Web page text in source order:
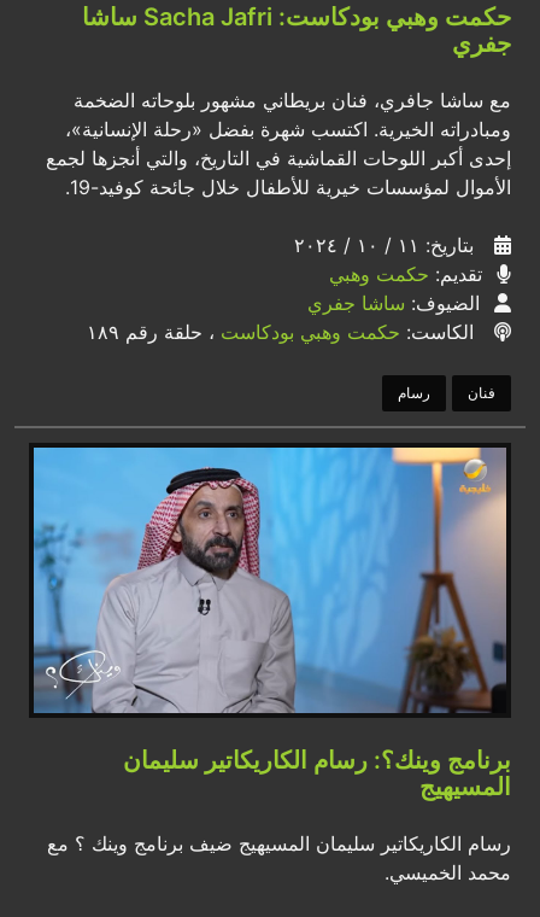
حكمت وهبي بودكاست: Sacha Jafri ساشا
جفري
مع ساشا جافري، فنان بريطاني مشهور بلوحاته الضخمة
ومبادراته الخيرية. اكتسب شهرة بفضل «رحلة الإنسانية»،
إحدى أكبر اللوحات القماشية في التاريخ، والتي أنجزها لجمع
الأموال لمؤسسات خيرية للأطفال خلال جائحة كوفيد-19.
بتاريخ: ١١ / ١٠ / ٢٠٢٤
تقديم: حكمت وهبي
الضيوف: ساشا جفري
الكاست: حكمت وهبي بودكاست ، حلقة رقم ١٨٩
فنان رسام
برنامج وينك؟: رسام الكاريكاتير سليمان
المسيهيج
رسام الكاريكاتير سليمان المسيهيج ضيف برنامج وينك ؟ مع
محمد الخميسي.